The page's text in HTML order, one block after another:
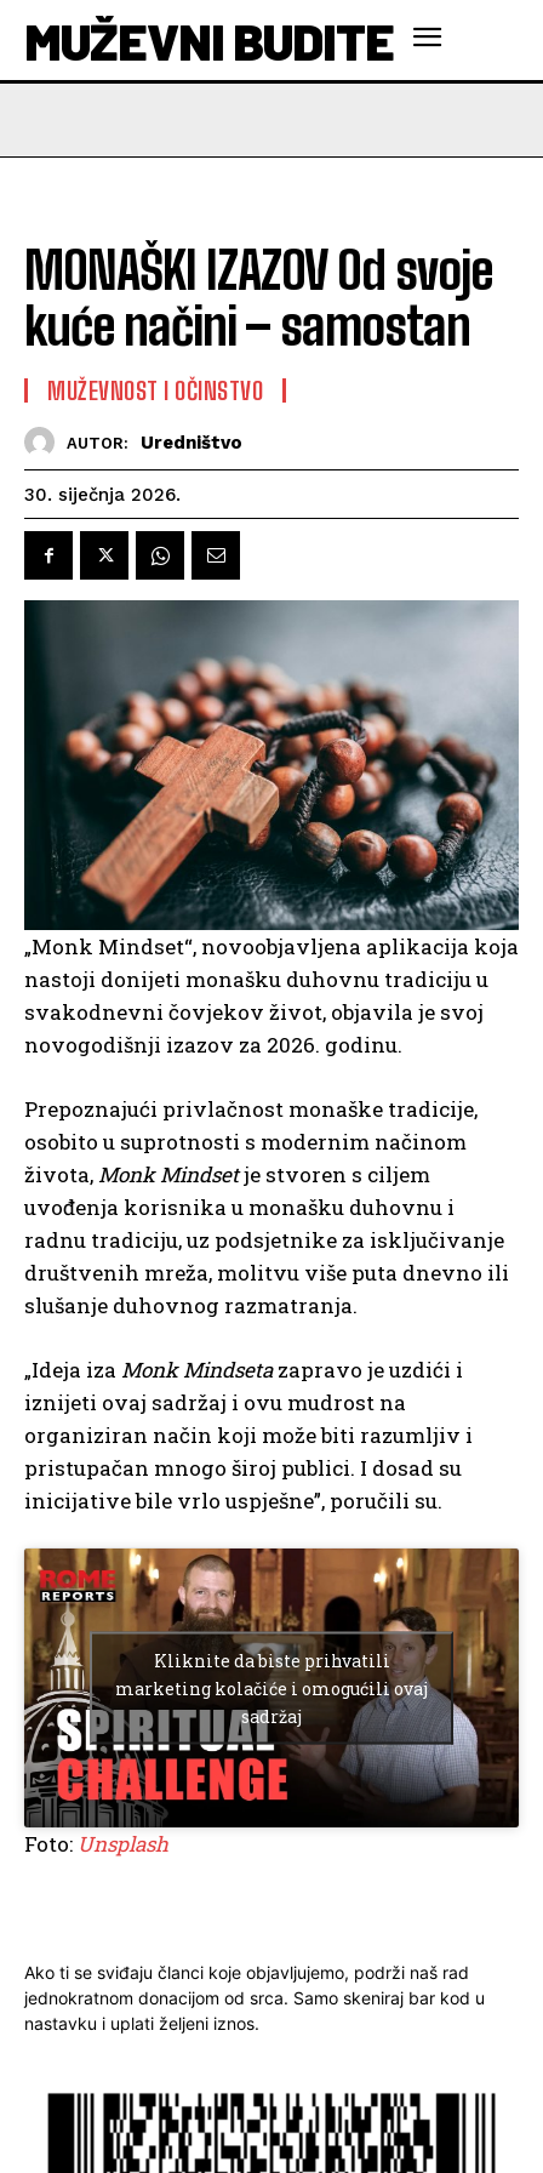
MUŽEVNI BUDITE
MONAŠKI IZAZOV Od svoje
kuće načini – samostan
MUŽEVNOST I OČINSTVO
AUTOR: Uredništvo
30. siječnja 2026.
„Monk Mindset“, novoobjavljena aplikacija koja
nastoji donijeti monašku duhovnu tradiciju u
svakodnevni čovjekov život, objavila je svoj
novogodišnji izazov za 2026. godinu.
Prepoznajući privlačnost monaške tradicije,
osobito u suprotnosti s modernim načinom
života,Monk Mindsetje stvoren s ciljem
uvođenja korisnika u monašku duhovnu i
radnu tradiciju, uz podsjetnike za isključivanje
društvenih mreža, molitvu više puta dnevno ili
slušanje duhovnog razmatranja.
„Ideja iza Monk Mindsetazapravo je uzdići i
iznijeti ovaj sadržaj i ovu mudrost na
organiziran način koji može biti razumljiv i
pristupačan mnogo široj publici. I dosad su
inicijative bile vrlo uspješne”, poručili su.
Kliknite da biste prihvatili
marketing kolačiće i omogućili ovaj
sadržaj
Foto: Unsplash
Ako ti se sviđaju članci koje objavljujemo, podrži naš rad
jednokratnom donacijom od srca. Samo skeniraj bar kod u
nastavku i uplati željeni iznos.